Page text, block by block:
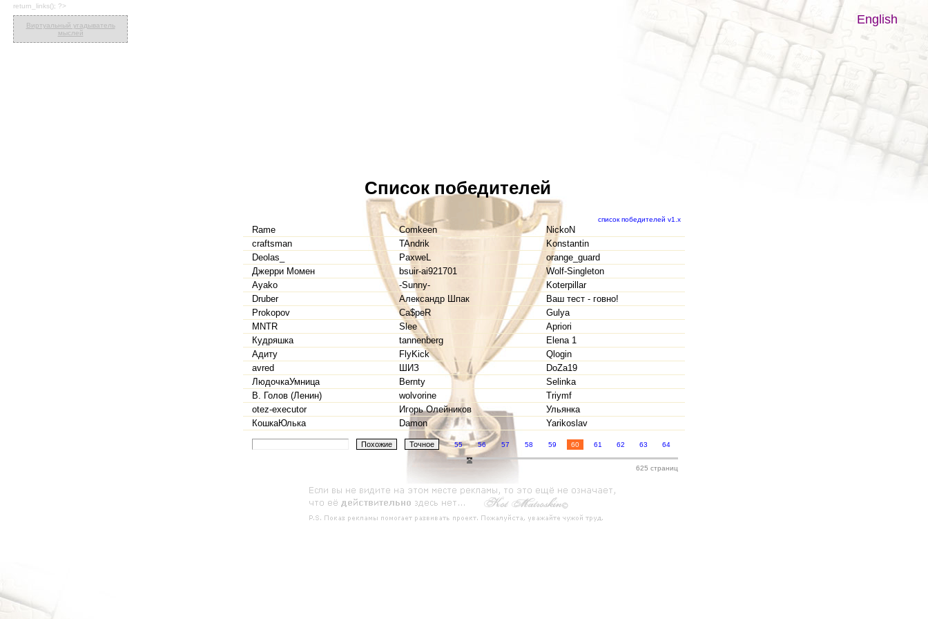
return_links(); ?>
Виртуальный угадыватель
мыслей
Список победителей
список победителей v1.x
Rame Comkeen
NickoN
craftsman
TAndrik
Konstantin
Deolas_
PaxweL
orange_guard
Джерри Момен
bsuir-ai921701
Wolf-Singleton
Ayako
-Sunny-
Koterpillar
Druber
Александр Шпак
Ваш тест - говно!
Prokopov
Ca$peR
Gulya
MNTR
Slee
Apriori
Кудряшка
tannenberg
Elena 1
Адиту
FlyKick
Qlogin
avred
ШИЗ
DoZa19
ЛюдочкаУмница
Bernty
Selinka
В. Голов (Ленин)
wolvorine
Triymf
otez-executor
Игорь Олейников
Ульянка
КошкаЮлька
Damon Yarikoslav
55 56 57 58 59 60 61 62 63 64
625 страниц
English